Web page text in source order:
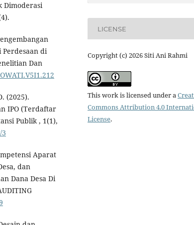
Dimoderasi
Perdesaan di
Dan
(2025).
IPO (Terdaftar
Publik , 1(1),
Aparat
dan
Dana Desa Di
LICENSE
Copyright (c) 2026 Siti Ani Rahmi
This work is licensed under a
Commons Attribution 4.0
License.